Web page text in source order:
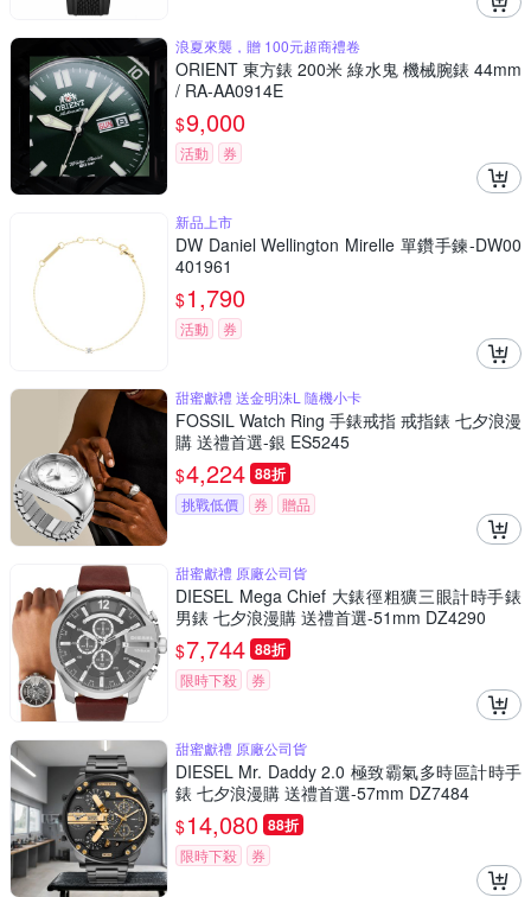
浪夏來襲，贈 100元超商禮卷
ORIENT 東方錶 200米 綠水鬼 機械腕錶 44mm
/ RA-AA0914E
$9,000
活動 券
新品上市
DW Daniel Wellington Mirelle 單鑽手鍊-DW00
401961
$1,790
活動 券
甜蜜獻禮 送金明洙L 隨機小卡
FOSSIL Watch Ring 手錶戒指 戒指錶 七夕浪漫
購 送禮首選-銀 ES5245
$4,224 88折
挑戰低價 券 贈品
甜蜜獻禮 原廠公司貨
DIESEL Mega Chief 大錶徑粗獷三眼計時手錶
男錶 七夕浪漫購 送禮首選-51mm DZ4290
$7,744 88折
限時下殺 券
甜蜜獻禮 原廠公司貨
DIESEL Mr. Daddy 2.0 極致霸氣多時區計時手
錶 七夕浪漫購 送禮首選-57mm DZ7484
$14,080 88折
限時下殺 券